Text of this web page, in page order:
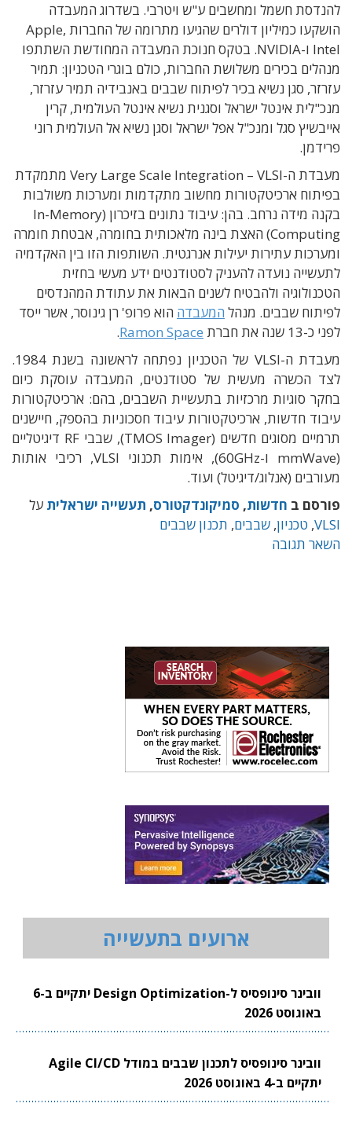
להנדסת חשמל ומחשבים ע"ש ויטרבי. בשדרוג המעבדה
הושקעו כמיליון דולרים שהגיעו מתרומה של החברות Apple,
Intel ו-NVIDIA. בטקס חנוכת המעבדה המחודשת השתתפו
מנהלים בכירים משלושת החברות, כולם בוגרי הטכניון: תמיר
עזרזר, סגן נשיא בכיר לפיתוח שבבים באנבידיה תמיר עזרזר,
מנכ"לית אינטל ישראל וסגנית נשיא אינטל העולמית, קרין
אייבשיץ סגל ומנכ"ל אפל ישראל וסגן נשיא אל העולמית רוני
פרידמן.
מעבדת ה-Very Large Scale Integration – VLSI
מתמקדת
בפיתוח ארכיטקטורות מחשוב מתקדמות ומערכות משולבות
בקנה מידה נרחב. בהן: עיבוד נתונים בזיכרון (In-Memory
Computing) האצת בינה מלאכותית בחומרה, אבטחת חומרה
ומערכות עתירות יעילות אנרגטית. השותפות הזו בין האקדמיה
לתעשייה נועדה להעניק לסטודנטים ידע מעשי בחזית
הטכנולוגיה ולהבטיח לשנים הבאות את עתודת המהנדסים
לפיתוח שבבים. מנהל המעבדה הוא פרופ' רן גינוסר, אשר ייסד
לפני כ-13 שנה את חברת
Ramon Space
.
מעבדת ה-VLSI של הטכניון נפתחה לראשונה בשנת 1984.
לצד הכשרה מעשית של סטודנטים, המעבדה עוסקת כיום
בחקר סוגיות מרכזיות בתעשיית השבבים, בהם: ארכיטקטורות
עיבוד חדשות, ארכיטקטורות עיבוד חסכוניות בהספק, חיישנים
תרמיים מסוגים חדשים (TMOS Imager), שבבי RF דיגיטליים
(mmWave ו-60GHz), אימות תכנוני VLSI, רכיבי אותות
מעורבים (אנלוג/דיגיטל) ועוד.
פורסם ב חדשות, סמיקונדקטורס, תעשייה ישראלית על
VLSI
, טכניון, שבבים, תכנון שבבים
השאר תגובה
ארועים בתעשייה
וובינר סינופסיס ל-Design Optimization יתקיים ב-6
באוגוסט 2026
וובינר סינופסיס לתכנון שבבים במודל Agile CI/CD
יתקיים ב-4 באוגוסט 2026